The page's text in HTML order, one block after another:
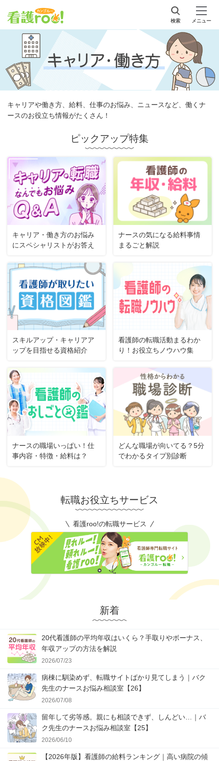
検索 メニュー
キャリアや働き方、給料、仕事のお悩み、ニュースなど、働くナ
ースのお役立ち情報がたくさん！
ピックアップ特集
キャリア・働き方のお悩み
にスペシャリストがお答え
ナースの気になる給料事情
まるごと解説
スキルアップ・キャリアア
ップを目指せる資格紹介
看護師の転職活動まるわか
り！お役立ちノウハウ集
ナースの職場いっぱい！仕
事内容・特徴・給料は？
どんな職場が向いてる？5分
でわかるタイプ別診断
転職お役立ちサービス
看護roo!の転職サービス
新着
20代看護師の平均年収はいくら？手取りやボーナス、
年収アップの方法を解説
2026/07/23
病棟に馴染めず、転職サイトばかり見てしまう｜バク
先生のナースお悩み相談室【26】
2026/07/08
留年して劣等感。親にも相談できず、しんどい…｜バ
ク先生のナースお悩み相談室【25】
2026/06/10
【2026年版】看護師の給料ランキング｜高い病院の傾